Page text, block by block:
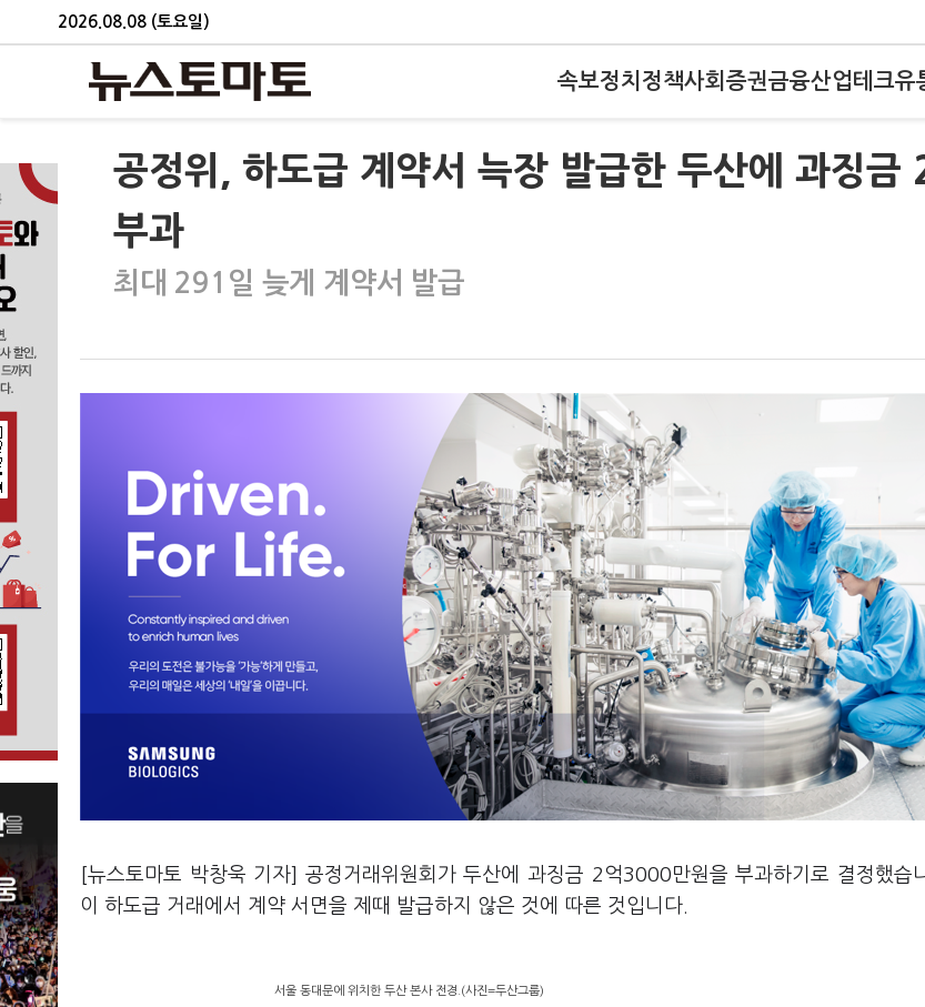
2026.08.08 (토요일)
속보정치 정책사회 증권금융산업테크유
공정위, 하도급 계약서 늑장 발급한 두산에 과징금
부과
최대 291일 늦게 계약서 발급
[뉴스토마토 박창욱 기자] 공정거래위원회가 두산에 과징금 2억3000만원을 부과하기로 결정했습
이 하도급 거래에서 계약 서면을 제때 발급하지 않은 것에 따른 것입니다.
서울 동대문에 위치한 두산 본사 전경.(사진=두산그룹)